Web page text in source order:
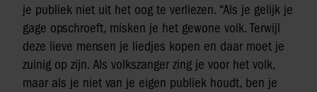
je publiek niet uit het oog te verliezen. “Als je gelijk je
gage opschroeft, misken je het gewone volk. Terwijl
deze lieve mensen je liedjes kopen en daar moet je
zuinig op zijn. Als volkszanger zing je voor het volk,
maar als je niet van je eigen publiek houdt, ben je